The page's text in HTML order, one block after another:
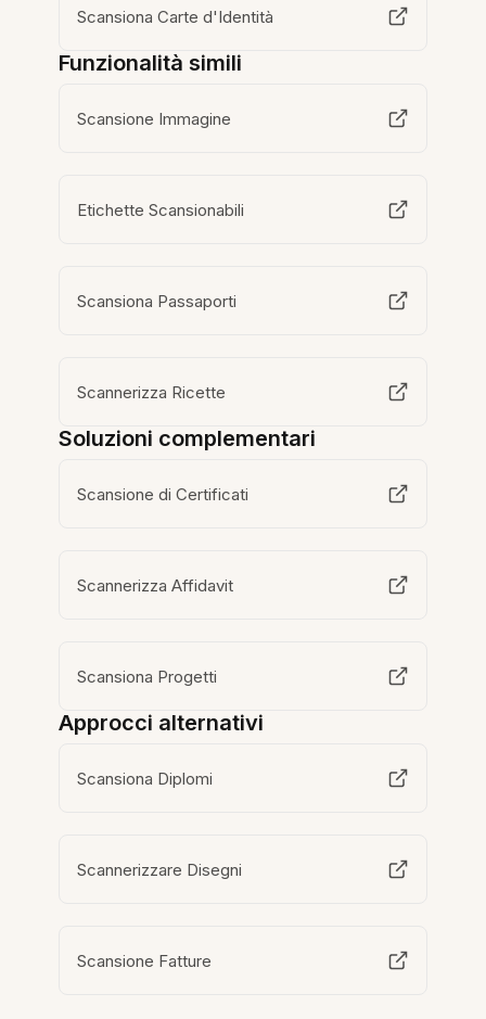
Scansiona Carte d'Identità
Funzionalità simili
Scansione Immagine
Etichette Scansionabili
Scansiona Passaporti
Scannerizza Ricette
Soluzioni complementari
Scansione di Certificati
Scannerizza Affidavit
Scansiona Progetti
Approcci alternativi
Scansiona Diplomi
Scannerizzare Disegni
Scansione Fatture